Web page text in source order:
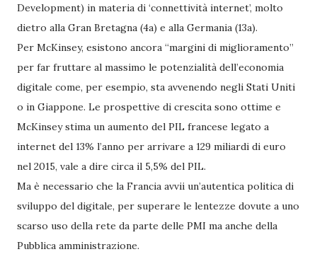
Development) in materia di ‘connettività internet’, molto
dietro alla Gran Bretagna (4a) e alla Germania (13a).
Per McKinsey, esistono ancora “margini di miglioramento”
per far fruttare al massimo le potenzialità dell’economia
digitale come, per esempio, sta avvenendo negli Stati Uniti
o in Giappone. Le prospettive di crescita sono ottime e
McKinsey stima un aumento del PIL francese legato a
internet del 13% l’anno per arrivare a 129 miliardi di euro
nel 2015, vale a dire circa il 5,5% del PIL.
Ma è necessario che la Francia avvii un’autentica politica di
sviluppo del digitale, per superare le lentezze dovute a uno
scarso uso della rete da parte delle PMI ma anche della
Pubblica amministrazione.